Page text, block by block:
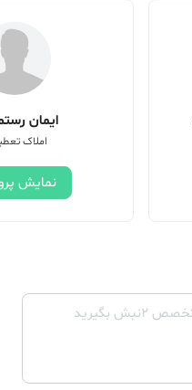
ایمان
املاک
نمایش